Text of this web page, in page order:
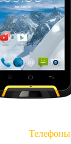
Телефоны